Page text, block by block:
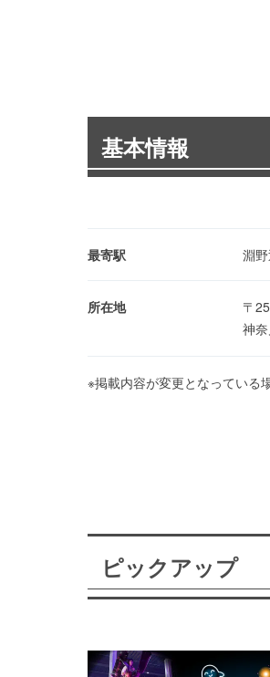
基本情報
最寄駅 淵
所在地
〒
神
※掲載内容が変更となっている
ピックアップ